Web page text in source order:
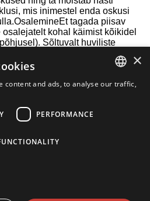
mis inimestel enda oskusi
tagada piisav
kohal käimist kõikidel
Sõltuvalt huviliste
sisaldab:
ja suupisteid Klubi eest on
Osaleja nõustub
alused ja
×
content and ads, to analyse our traffic,
PERFORMANCE